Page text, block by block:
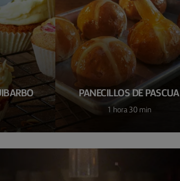
PANECILLOS DE PASCUA
1 hora 30 min